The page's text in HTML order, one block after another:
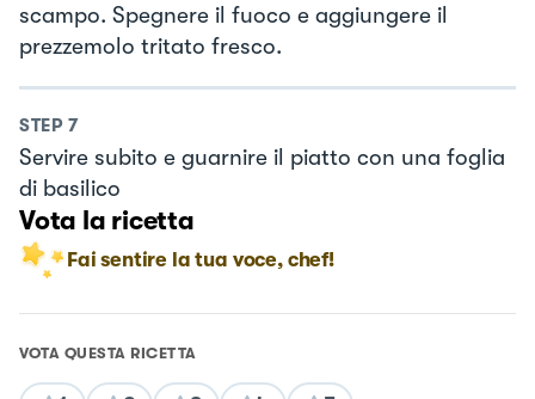
scampo. Spegnere il fuoco e aggiungere il
prezzemolo tritato fresco.
STEP 7
Servire subito e guarnire il piatto con una foglia
di basilico
Vota la ricetta
Fai sentire la tua voce, chef!
VOTA QUESTA RICETTA